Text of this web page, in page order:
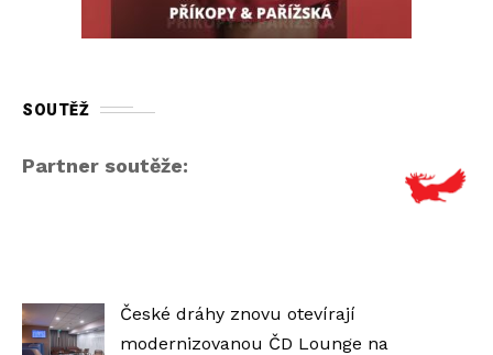
SOUTĚŽ
Partner soutěže:
České dráhy znovu otevírají
modernizovanou ČD Lounge na